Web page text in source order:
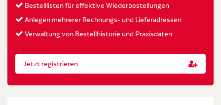
Bestelllisten für effektive Wiederbestellungen
Anlegen mehrerer Rechnungs- und Lieferadressen
Verwaltung von Bestellhistorie und Praxisdaten
Jetzt registrieren